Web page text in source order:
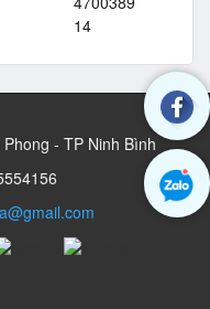
14
- TP Ninh Bình